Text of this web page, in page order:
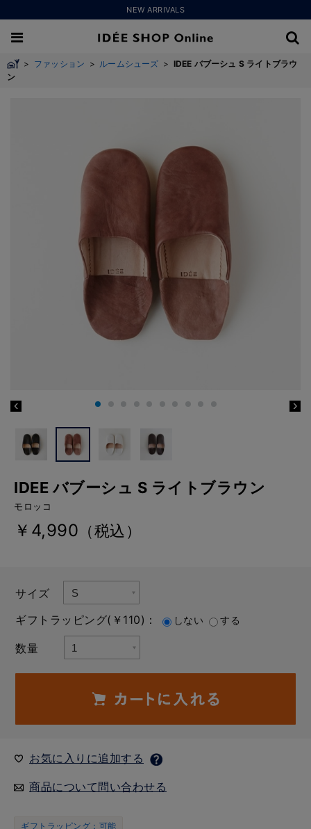
NEW ARRIVALS
> ファッション > ルームシューズ > IDEE バブーシュ S ライトブラウ
ン
IDEE バブーシュ S ライトブラウン
モロッコ
￥4,990 （税込）
サイズ
ギフトラッピング(￥110)：
しない する
数量
お気に入りに追加する
商品について問い合わせる
ギフトラッピング：可能